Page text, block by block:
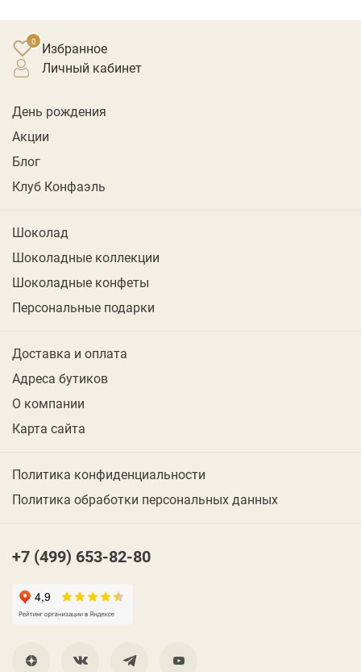
Избранное
личный кабинет
День рождения
Акции
Блог
Клуб Конфаэль
Шоколад
Шоколадные коллекции
Шоколадные конфеты
Персональные подарки
Доставка и оплата
Адреса бутиков
О компании
Карта сайта
Политика конфиденциальности
Политика обработки персональных данных
+7 (499) 653-82-80